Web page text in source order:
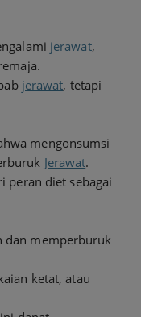
jerawat,
jerawat, tetapi
mengonsumsi
Jerawat.
peran diet sebagai
dan memperburuk
ketat, atau